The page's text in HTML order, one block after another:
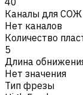
Каналы для СОЖ
Нет каналов
Количество
5
Длина
Нет значения
Тип фрезы